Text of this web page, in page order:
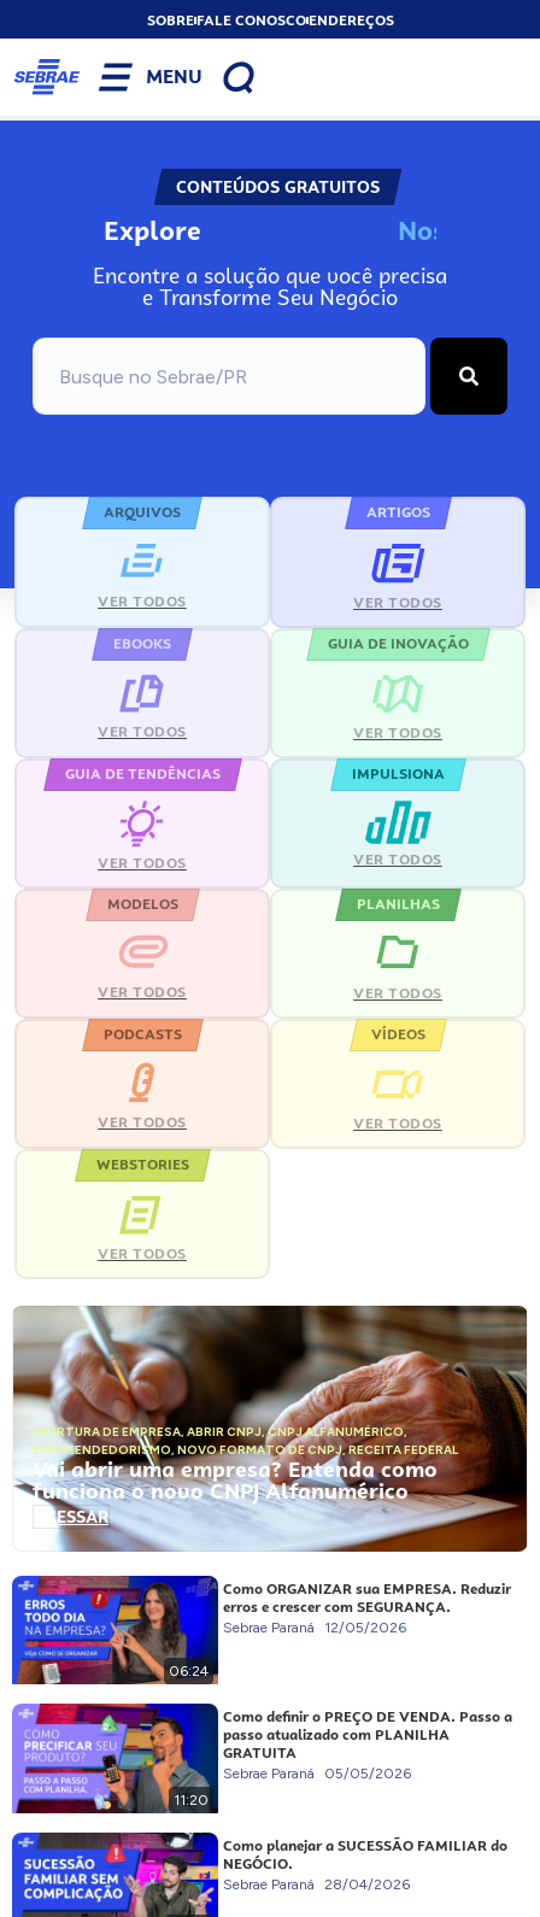
SOBREFALE CONOSCOENDEREÇOS
MENU
CONTEÚDOS GRATUITOS
Explore No
Encontre a solução que você precisa
e Transforme Seu Negócio
ARQUIVOS
VER TODOS
ARTIGOS
VER TODOS
EBOOKS
VER TODOS
GUIA DE INOVAÇÃO
VER TODOS
GUIA DE TENDÊNCIAS
VER TODOS
IMPULSIONA
VER TODOS
MODELOS
VER TODOS
PLANILHAS
VER TODOS
PODCASTS
VER TODOS
VÍDEOS
VER TODOS
WEBSTORIES
VER TODOS
ABERTURA DE EMPRESA, ABRIR CNPJ,CNPJ ALFANUMÉRICO,
EMPREENDEDORISMO, NOVO FORMATO DE CNPJ,RECEITA FEDERAL
Vai abrir uma empresa? Entenda como
funciona o novo CNPJ Alfanumérico
ACESSAR
06:24
Como ORGANIZAR sua EMPRESA. Reduzir
erros e crescer com SEGURANÇA.
Sebrae Paraná 12/05/2026
11:20
Como definir o PREÇO DE VENDA. Passo a
passo atualizado com PLANILHA
GRATUITA
Sebrae Paraná 05/05/2026
Como planejar a SUCESSÃO FAMILIAR do
NEGÓCIO.
Sebrae Paraná 28/04/2026